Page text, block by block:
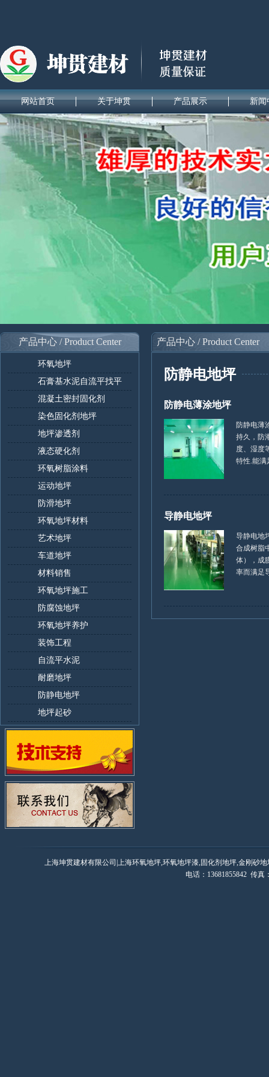
网站首页 关于坤贯 产品展示 新闻
产品中心 / Product Center
环氧地坪
石膏基水泥自流平找平
混凝土密封固化剂
染色固化剂地坪
地坪渗透剂
液态硬化剂
环氧树脂涂料
运动地坪
防滑地坪
环氧地坪材料
艺术地坪
车道地坪
材料销售
环氧地坪施工
防腐蚀地坪
环氧地坪养护
装饰工程
自流平水泥
耐磨地坪
防静电地坪
地坪起砂
产品中心 / Product Center
防静电地坪
防静电薄涂地坪
防静电薄
持久，防
度、湿度
特性.能满
导静电地坪
导静电地
合成树脂
体），成
率而满足
上海坤贯建材有限公司|上海环氧地坪,环氧地坪漆,固化剂地坪,金刚砂
电话：13681855842 传真